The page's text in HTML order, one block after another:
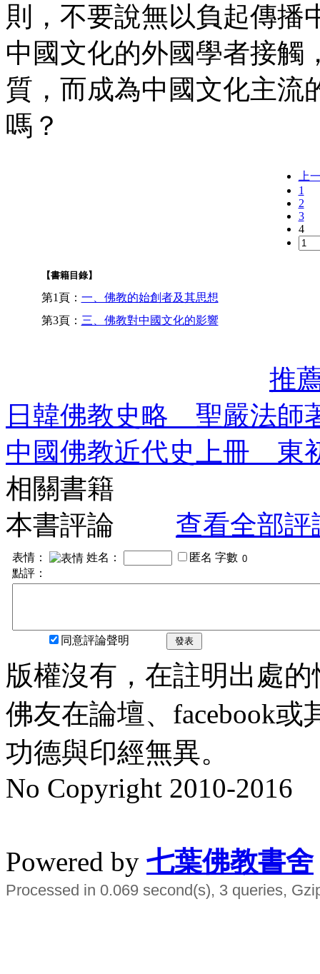
則，不要說無以負起傳播
中國文化的外國學者接觸
質，而成為中國文化主流
嗎？
上
1
2
3
4
【書籍目錄】
第1頁： 一、佛教的始創者及其思想
第3頁： 三、佛教對中國文化的影響
推
日韓佛教史略 聖嚴法師
中國佛教近代史上冊 東
相關書籍
本書評論
查看全部評
表情： 姓名： 匿名 字數
點評：
同意評論聲明 發表
版權沒有，在註明出處
佛友在論壇、facebook
功德與印經無異。
No Copyright 2010-2016
Powered by 七葉佛教書舍
Processed in 0.069 second(s), 3 queries,